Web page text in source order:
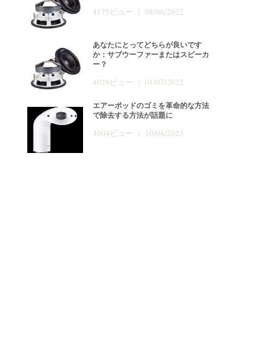
4175ビュー | 08/06/2022
あなたにとってどちらが良いです
か：サブウーファーまたはスピーカ
ー？
4029ビュー | 01/07/2022
エアーポッドのゴミを革命的な方法
で除去する方法が話題に
4004ビュー | 10/04/2023